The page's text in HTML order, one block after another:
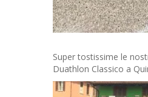
Super tostissime le
Duathlon Classico a